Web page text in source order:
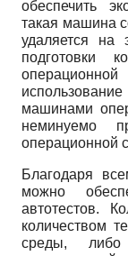
обеспечить
такая машина
удаляется на
подготовки
машинами
неминуемо
операционной
Благодаря
можно
автотестов.
количеством
среды, либо